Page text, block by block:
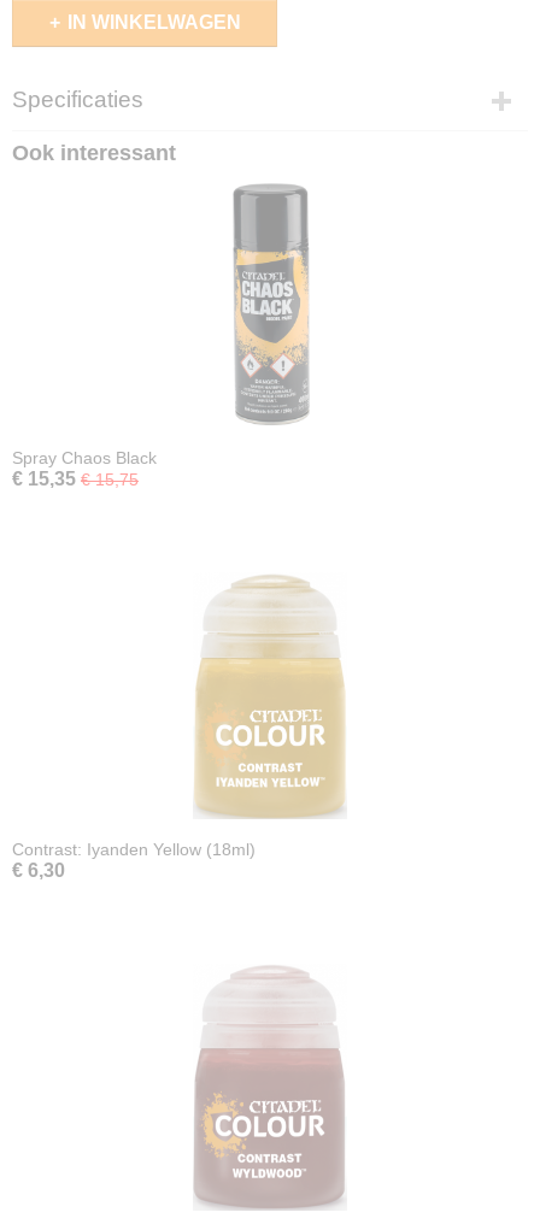
IN WINKELWAGEN
Specificaties
EAN code
Ook interessant
Spray Chaos Black
€ 15,35 € 15,75
Contrast: Iyanden Yellow (18ml)
€ 6,30